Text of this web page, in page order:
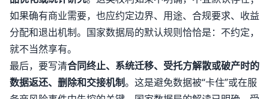
如果确有商业需要，也应约定边界、用途、合规要求、收益
分配和退出机制。国家数据局的默认规则恰恰是：不约定，
就不当然享有。
最后，要写清合同终止、系统迁移、受托方解散或破产时的
数据返还、删除和交接机制。这是避免数据被“卡住”或在服